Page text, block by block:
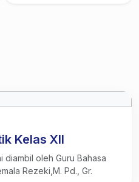
Kelas XII
diambil oleh Guru Bahasa
Rezeki,M. Pd., Gr.